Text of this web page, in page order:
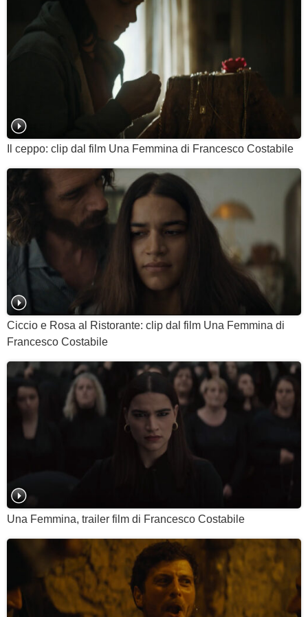
Il ceppo: clip dal film Una Femmina di Francesco Costabile
Ciccio e Rosa al Ristorante: clip dal film Una Femmina di
Francesco Costabile
Una Femmina, trailer film di Francesco Costabile